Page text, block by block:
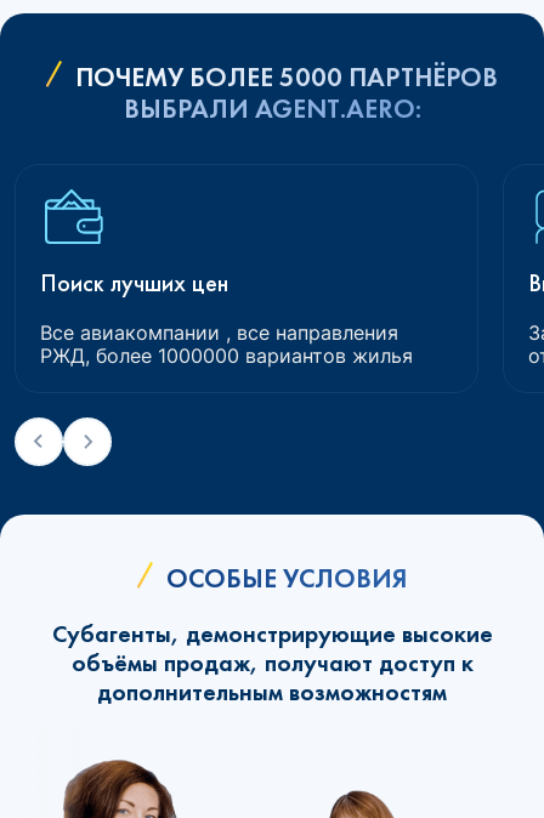
ПОЧЕМУ БОЛЕЕ 5000 ПАРТНЁРОВ
ВЫБРАЛИ AGENT.AERO:
Поиск лучших цен
Все авиакомпании , все направления
РЖД, более 1000000 вариантов жилья
ОСОБЫЕ УСЛОВИЯ
Субагенты, демонстрирующие высокие
объёмы продаж, получают доступ к
дополнительным возможностям